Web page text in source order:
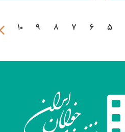
5
6
7
8
9
10